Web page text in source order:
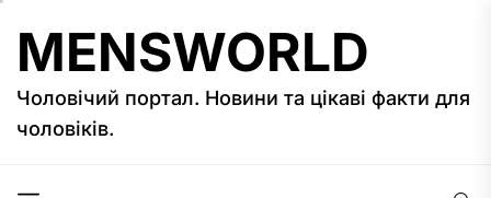
до
вмісту
MENSWORLD
Чоловічий портал. Новини та цікаві факти для
чоловіків.